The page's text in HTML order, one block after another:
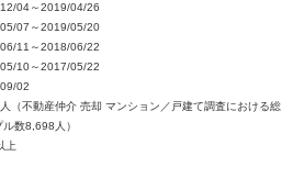
04～2019/04/26
07～2019/05/20
11～2018/06/22
10～2017/05/22
02
（不動産仲介 売却 マンション／戸建て調査における総
ル数8,698人）
上